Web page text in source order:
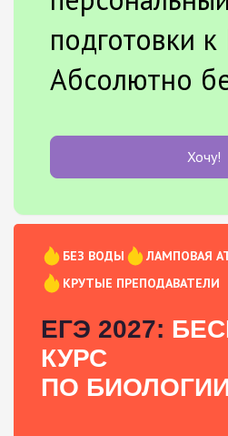
подготовки к
Абсолютно
Хочу!
БЕЗ ВОДЫ
ЛАМПОВАЯ
КРУТЫЕ ПРЕПОДАВАТЕЛИ
ЕГЭ 2027:
КУРС
ПО